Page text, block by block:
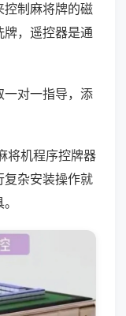
控制麻将牌的磁
牌，遥控器是通
一对一指导，添
将机程序控牌器
复杂安装操作就